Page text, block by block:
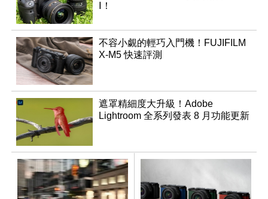
Ⅰ！
不容小覷的輕巧入門機！FUJIFILM
X-M5 快速評測
遮罩精細度大升級！Adobe
Lightroom 全系列發表 8 月功能更新